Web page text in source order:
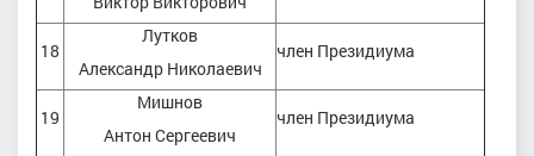
18
Лутков
Александр Николаевич
член Президиума
19
Мишнов
Антон Сергеевич
член Президиума